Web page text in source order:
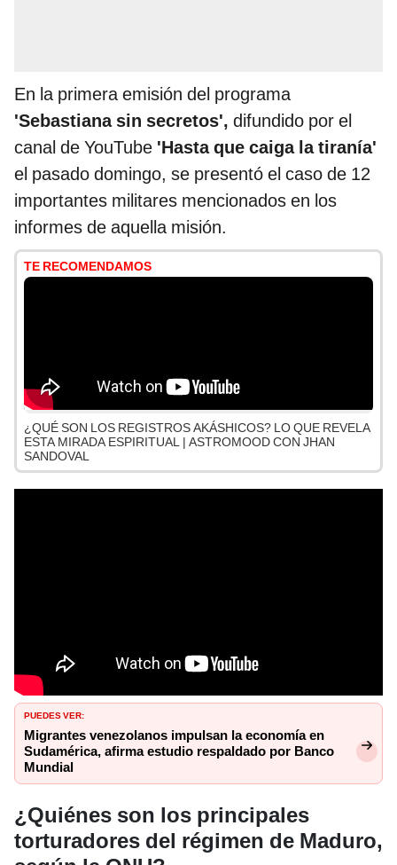
En la primera emisión del programa
'Sebastiana sin secretos', difundido por el
canal de YouTube 'Hasta que caiga la tiranía'
el pasado domingo, se presentó el caso de 12
importantes militares mencionados en los
informes de aquella misión.
TE RECOMENDAMOS
¿QUÉ SON LOS REGISTROS AKÁSHICOS? LO QUE REVELA
ESTA MIRADA ESPIRITUAL | ASTROMOOD CON JHAN
SANDOVAL
PUEDES VER:
Migrantes venezolanos impulsan la economía en
Sudamérica, afirma estudio respaldado por Banco
Mundial
¿Quiénes son los principales
torturadores del régimen de Maduro,